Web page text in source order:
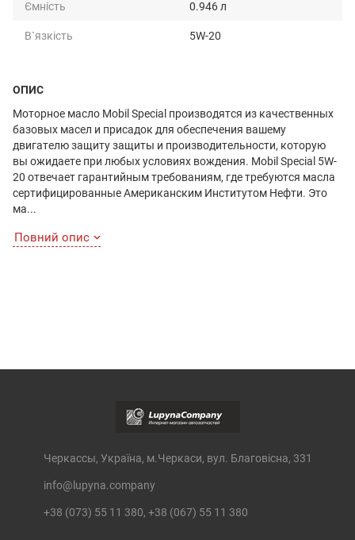
Ємність
0.946 л
В`язкість
5W-20
ОПИС
Моторное масло Mobil Special производятся из качественных
базовых масел и присадок для обеспечения вашему
двигателю защиту защиты и производительности, которую
вы ожидаете при любых условиях вождения. Mobil Special 5W-
20 отвечает гарантийным требованиям, где требуются масла
сертифицированные Американским Институтом Нефти. Это
ма...
Повний опис
Черкассы, Україна, м.Черкаси, вул. Благовісна, 331
info@lupyna.company
+38 (073) 55 11 380, +38 (067) 55 11 380